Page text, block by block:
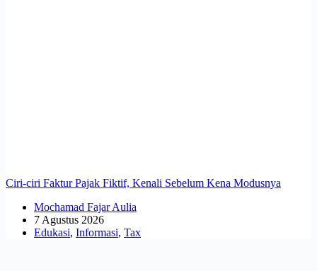
Ciri-ciri Faktur Pajak Fiktif, Kenali Sebelum Kena Modusnya
Mochamad Fajar Aulia
7 Agustus 2026
Edukasi, Informasi, Tax